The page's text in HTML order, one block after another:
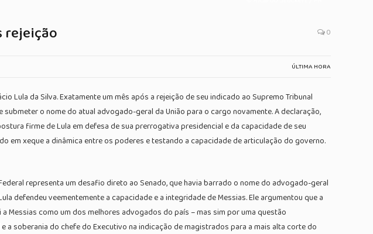
rejeição 0
ÚLTIMA HORA
da Silva. Exatamente um mês após a rejeição de seu indicado ao Supremo Tribunal
o nome do atual advogado-geral da União para o cargo novamente. A declaração,
firme de Lula em defesa de sua prerrogativa presidencial e da capacidade de seu
em xeque a dinâmica entre os poderes e testando a capacidade de articulação do governo.
representa um desafio direto ao Senado, que havia barrado o nome do advogado-geral
defendeu veementemente a capacidade e a integridade de Messias. Ele argumentou que a
como um dos melhores advogados do país – mas sim por uma questão
soberania do chefe do Executivo na indicação de magistrados para a mais alta corte do